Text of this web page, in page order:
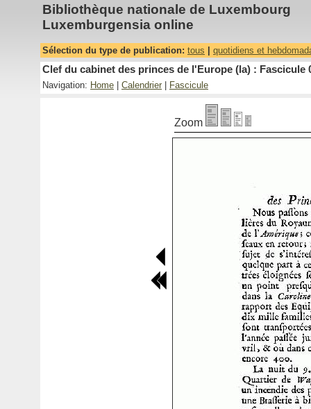
Bibliothèque nationale de Luxembourg
Luxemburgensia online
Sélection du type de publication: tous quotidiens et
Clef du cabinet des princes de l'Europe (la) : Fascicule
Navigation: Home Calendrier Fascicule
Zoom